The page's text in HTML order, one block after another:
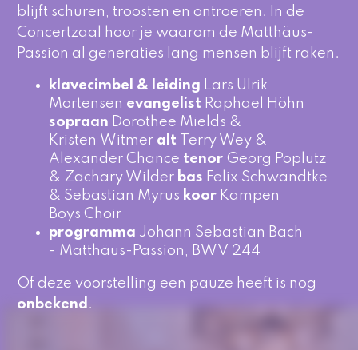
blijft schuren, troosten en ontroeren. In de
Concertzaal hoor je waarom de Matthäus-
Passion al generaties lang mensen blijft raken.
klavecimbel & leiding Lars Ulrik
Mortensen evangelist Raphael Höhn
sopraan Dorothee Mields &
Kristen Witmer alt
Terry Wey &
Alexander Chance tenorGeorg Poplutz
& Zachary Wilder bas Felix Schwandtke
& Sebastian Myrus koor Kampen
Boys Choir
programma Johann Sebastian Bach
- Matthäus-Passion, BWV 244
Of deze voorstelling een pauze heeft is nog
onbekend .